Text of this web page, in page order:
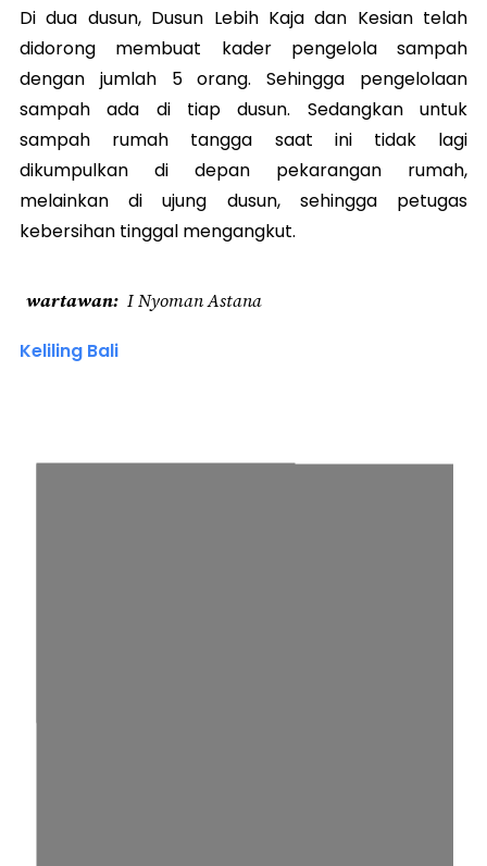
Di dua dusun, Dusun Lebih Kaja dan Kesian telah
didorong membuat kader pengelola sampah
dengan jumlah 5 orang. Sehingga pengelolaan
sampah ada di tiap dusun. Sedangkan untuk
sampah rumah tangga saat ini tidak lagi
dikumpulkan di depan pekarangan rumah,
melainkan di ujung dusun, sehingga petugas
kebersihan tinggal mengangkut.
wartawan I Nyoman Astana
Keliling Bali